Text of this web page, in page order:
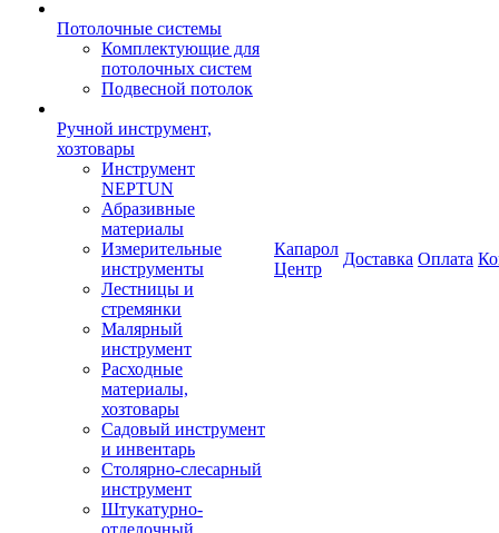
Потолочные системы
Комплектующие для
потолочных систем
Подвесной потолок
Ручной инструмент,
хозтовары
Инструмент
NEPTUN
Абразивные
материалы
Измерительные
инструменты
Лестницы и
стремянки
Малярный
инструмент
Расходные
материалы,
хозтовары
Садовый инструмент
и инвентарь
Столярно-слесарный
инструмент
Штукатурно-
Капарол
Центр
Доставка Оплата